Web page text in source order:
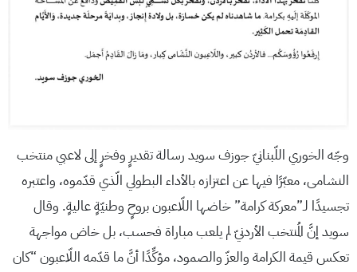
وجّه الخوري اللّبنانيّ جوزف سويد رسالة تقديرٍ وفخرٍ إلى لاعبي منتخب
النشامى، معبّرًا فيها عن اعتزازه بالأداء البطولي الّذي قدّموه، واعتبره
تجسيدًا لـ”معركة كرامة” خاضها اللّاعبون بروحٍ وطنيّةٍ عاليةٍ. وقال
سويد إنَّ المُنتخب الأردنيّ لم يلعب مباراة فحسب، بل خاض مواجهة
تعكس قيمة الكرامة والعزّ والصمود، مؤكِّدًا أنَّ ما قدّمه اللّاعبون “كان